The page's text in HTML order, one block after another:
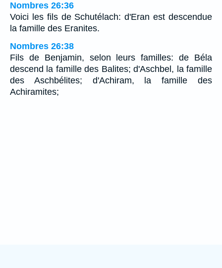
Nombres 26:36
Voici les fils de Schutélach: d'Eran est descendue
la famille des Eranites.
Nombres 26:38
Fils de Benjamin, selon leurs familles: de Béla
descend la famille des Balites; d'Aschbel, la famille
des Aschbélites; d'Achiram, la famille des
Achiramites;